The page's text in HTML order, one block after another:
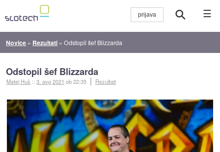
☰
Novice » Rezultati »Odstopil šef Blizzarda
Odstopil šef Blizzarda
Matej Huš ::3. avg 2021 ob 22:35 Rezultati